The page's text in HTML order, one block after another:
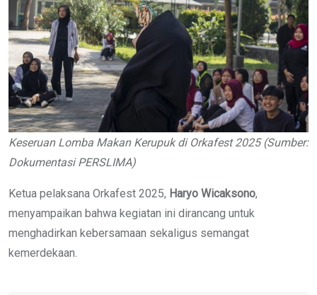
Keseruan Lomba Makan Kerupuk di Orkafest 2025 (Sumber:
Dokumentasi PERSLIMA)
Ketua pelaksana Orkafest 2025, Haryo Wicaksono,
menyampaikan bahwa kegiatan ini dirancang untuk
menghadirkan kebersamaan sekaligus semangat
kemerdekaan.